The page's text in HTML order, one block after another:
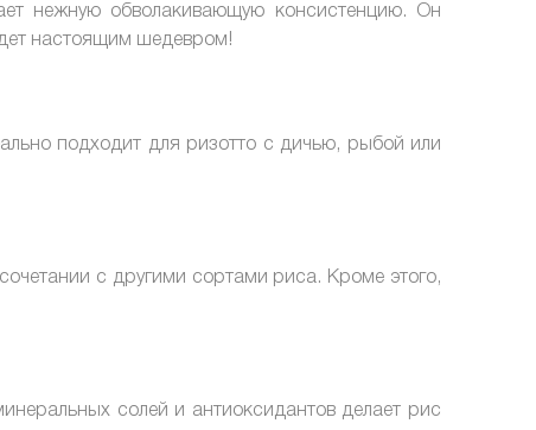
нежную обволакивающую консистенцию. Он
настоящим шедевром!
подходит для ризотто с дичью, рыбой или
с другими сортами риса. Кроме этого,
солей и антиоксидантов делает рис